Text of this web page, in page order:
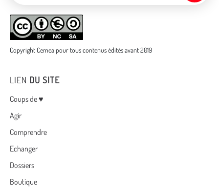
Copyright Cemea pour tous contenus édités avant 2019
LIEN DU SITE
Menu
Coups de ♥
Agir
Comprendre
Echanger
Dossiers
Boutique